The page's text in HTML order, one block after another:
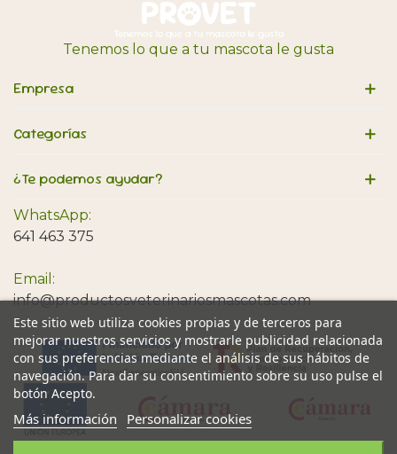
Este sitio web utiliza cookies propias y de terceros para
mejorar nuestros servicios y mostrarle publicidad relacionada
con sus preferencias mediante el análisis de sus hábitos de
navegación. Para dar su consentimiento sobre su uso pulse el
botón Acepto.
Más información Personalizar cookies
Tenemos lo que a tu mascota le gusta
Empresa
Categorías
¿Te podemos ayudar?
WhatsApp:
641 463 375
Email:
info@productosveterinariosmascotas.com